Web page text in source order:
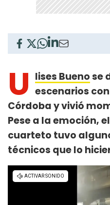
U lises Buenose
escenarios
Córdoba y vivió
Pese a la emoción,
cuarteto tuvo
técnicos que lo